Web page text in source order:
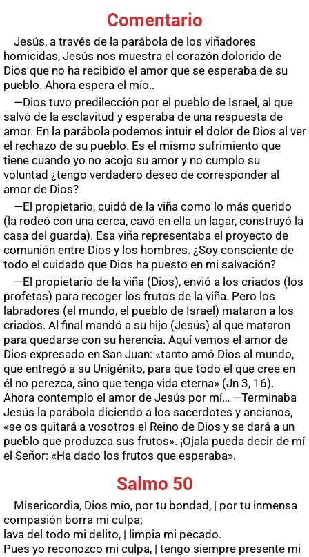
Comentario
Jesús, a través de la parábola de los viñadores
homicidas, Jesús nos muestra el corazón dolorido de
Dios que no ha recibido el amor que se esperaba de su
pueblo. Ahora espera el mío..
—Dios tuvo predilección por el pueblo de Israel, al que
salvó de la esclavitud y esperaba de una respuesta de
amor. En la parábola podemos intuir el dolor de Dios al ver
el rechazo de su pueblo. Es el mismo sufrimiento que
tiene cuando yo no acojo su amor y no cumplo su
voluntad ¿tengo verdadero deseo de corresponder al
amor de Dios?
—El propietario, cuidó de la viña como lo más querido
(la rodeó con una cerca, cavó en ella un lagar, construyó la
casa del guarda). Esa viña representaba el proyecto de
comunión entre Dios y los hombres. ¿Soy consciente de
todo el cuidado que Dios ha puesto en mi salvación?
—El propietario de la viña (Dios), envió a los criados (los
profetas) para recoger los frutos de la viña. Pero los
labradores (el mundo, el pueblo de Israel) mataron a los
criados. Al final mandó a su hijo (Jesús) al que mataron
para quedarse con su herencia. Aquí vemos el amor de
Dios expresado en San Juan: «tanto amó Dios al mundo,
que entregó a su Unigénito, para que todo el que cree en
él no perezca, sino que tenga vida eterna» (Jn 3, 16).
Ahora contemplo el amor de Jesús por mí… —Terminaba
Jesús la parábola diciendo a los sacerdotes y ancianos,
«se os quitará a vosotros el Reino de Dios y se dará a un
pueblo que produzca sus frutos». ¡Ojala pueda decir de mí
el Señor: «Ha dado los frutos que esperaba».
Salmo 50
Misericordia, Dios mío, por tu bondad, | por tu inmensa
compasión borra mi culpa;
lava del todo mi delito, | limpia mi pecado.
Pues yo reconozco mi culpa, | tengo siempre presente mi